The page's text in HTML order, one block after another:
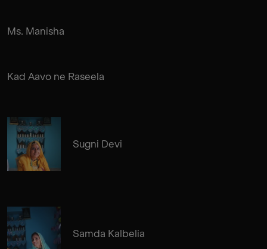
Ms. Manisha
Kad Aavo ne Raseela
Sugni Devi
Samda Kalbelia